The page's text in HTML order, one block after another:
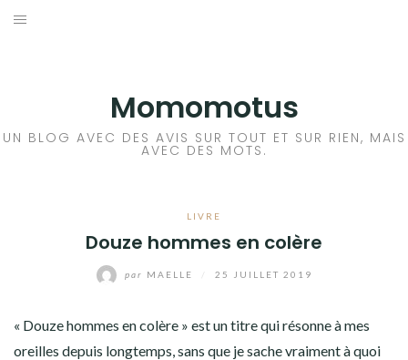
Aller
Momomotus
UN BLOG AVEC DES AVIS SUR TOUT ET SUR RIEN, MAIS
AVEC DES MOTS.
LIVRE
Douze hommes en colère
par MAELLE 25 JUILLET 2019
« Douze hommes en colère » est un titre qui résonne à mes
oreilles depuis longtemps, sans que je sache vraiment à quoi
FILM
A PROPOS